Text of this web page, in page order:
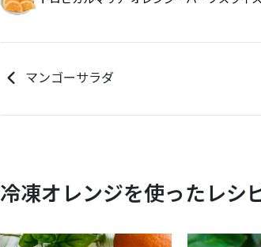
マンゴーサラダ
冷凍オレンジを使ったレシ